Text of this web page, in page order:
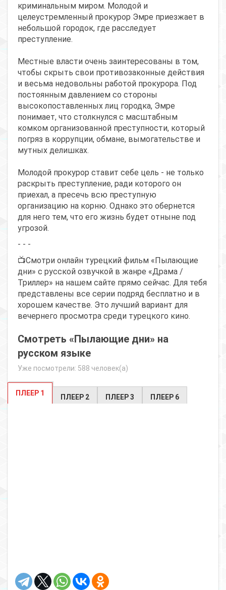
криминальным миром. Молодой и
целеустремленный прокурор Эмре приезжает в
небольшой городок, где расследует
преступление.
Местные власти очень заинтересованы в том,
чтобы скрыть свои противозаконные действия
и весьма недовольны работой прокурора. Под
постоянным давлением со стороны
высокопоставленных лиц городка, Эмре
понимает, что столкнулся с масштабным
комком организованной преступности, который
погряз в коррупции, обмане, вымогательстве и
мутных делишках.
Молодой прокурор ставит себе цель - не только
раскрыть преступление, ради которого он
приехал, а пресечь всю преступную
организацию на корню. Однако это обернется
для него тем, что его жизнь будет отныне под
угрозой.
- - -
📺Смотри онлайн турецкий фильм «Пылающие
дни» с русской озвучкой в жанре «Драма /
Триллер» на нашем сайте прямо сейчас. Для тебя
представлены все серии подряд бесплатно и в
хорошем качестве. Это лучший вариант для
вечернего просмотра среди турецкого кино.
Смотреть «Пылающие дни» на
русском языке
Уже посмотрели: 588 человек(а)
ПЛЕЕР 1 ПЛЕЕР 2 ПЛЕЕР 3 ПЛЕЕР 6